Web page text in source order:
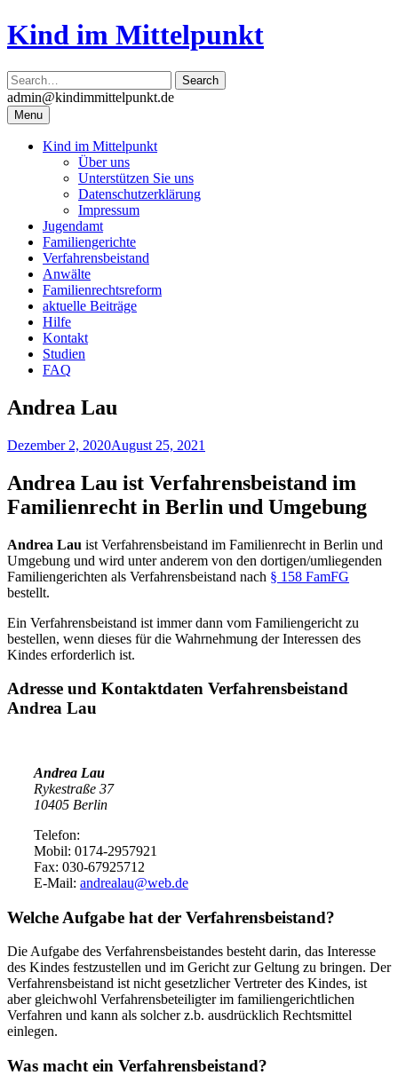
Skip
to
Kind im Mittelpunkt
admin@kindimmittelpunkt.de
Menu
Kind im Mittelpunkt
Über uns
Unterstützen Sie uns
Datenschutzerklärung
Impressum
Jugendamt
Familiengerichte
Verfahrensbeistand
Anwälte
Familienrechtsreform
aktuelle Beiträge
Hilfe
Kontakt
Studien
FAQ
Andrea Lau
Dezember 2, 2020August 25, 2021
Andrea Lau ist Verfahrensbeistand im
Familienrecht in Berlin und Umgebung
Andrea Lau ist Verfahrensbeistand im Familienrecht in Berlin und
Umgebung und wird unter anderem von den dortigen/umliegenden
Familiengerichten als Verfahrensbeistand nach § 158 FamFG
bestellt.
Ein Verfahrensbeistand ist immer dann vom Familiengericht zu
bestellen, wenn dieses für die Wahrnehmung der Interessen des
Kindes erforderlich ist.
Adresse und Kontaktdaten Verfahrensbeistand
Andrea Lau
Andrea Lau
Rykestraße 37
10405 Berlin
Telefon:
Mobil: 0174-2957921
Fax: 030-67925712
E-Mail: andrealau@web.de
Welche Aufgabe hat der Verfahrensbeistand?
Die Aufgabe des Verfahrensbeistandes besteht darin, das Interesse
des Kindes festzustellen und im Gericht zur Geltung zu bringen. Der
Verfahrensbeistand ist nicht gesetzlicher Vertreter des Kindes, ist
aber gleichwohl Verfahrensbeteiligter im familiengerichtlichen
Verfahren und kann als solcher z.b. ausdrücklich Rechtsmittel
einlegen.
Was macht ein Verfahrensbeistand?